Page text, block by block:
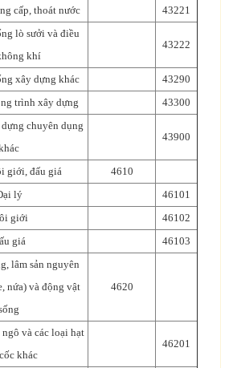
cấp, thoát nước 43221
lò sưởi và điều
khí
43222
xây dựng khác
43290
trình xây dựng 43300
chuyên dụng
43900
giới, đấu giá
4610
lý
46101
giới
46102
giá 46103
lâm sản nguyên
nứa) và động vật
4620
và các loại hạt
khác
46201